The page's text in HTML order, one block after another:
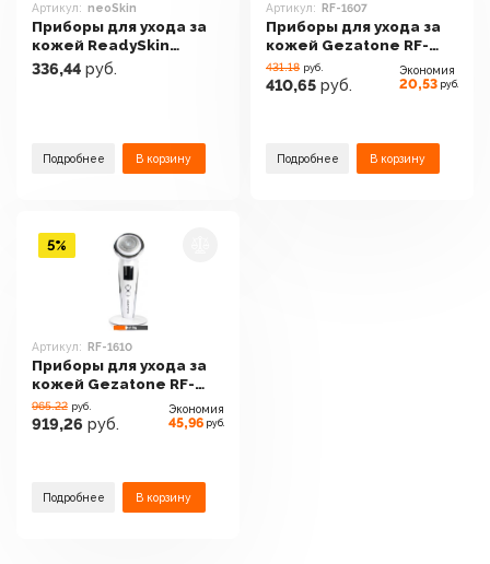
Артикул: neoSkin
Приборы для ухода за
кожей ReadySkin
neoSkin
336,44 руб.
Подробнее В корзину
Артикул: RF-1607
Приборы для ухода за
кожей Gezatone RF-
1607
431.18 руб.
410,65 руб.
Экономия
20,53 руб.
Подробнее В корзину
Артикул: RF-1610
Приборы для ухода за
кожей Gezatone RF-
1610
965.22 руб.
919,26 руб.
Экономия
45,96 руб.
Подробнее В корзину
5%